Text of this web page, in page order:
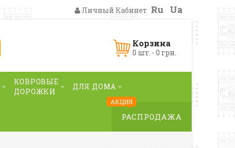
Личный Кабинет Ru Ua
Корзина
0 шт. - 0 грн.
КОВРОВЫЕ
ДОРОЖКИ
ДЛЯ ДОМА
АКЦИЯ
РАСПРОДАЖА